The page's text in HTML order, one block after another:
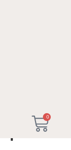
0
in spain”